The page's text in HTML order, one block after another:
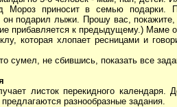
приносит в семью подарки.
он подарил лыжи. Прошу вас,
прибавляется к предыдущему.) Маме
которая хлопает ресницами и
сумел, не сбившись, показать все
листок перекидного
разнообразные задания.